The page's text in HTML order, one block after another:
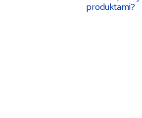
produktami?